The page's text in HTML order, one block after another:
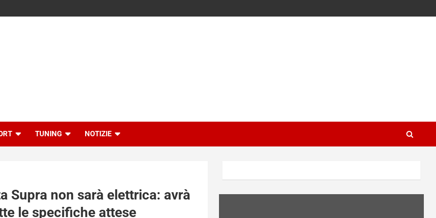
TUNING NOTIZIE
Supra non sarà elettrica: avrà
le specifiche attese